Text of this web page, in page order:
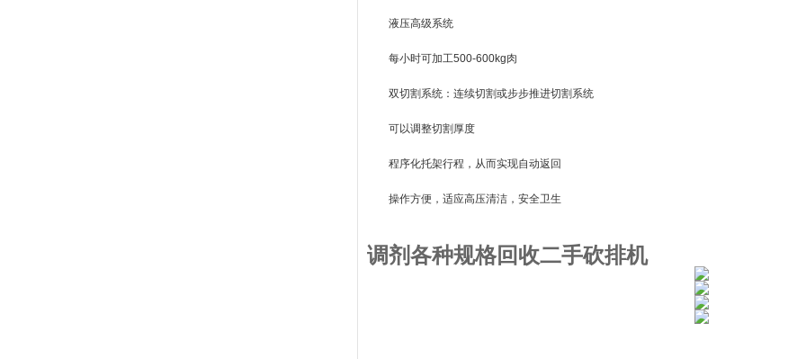
液压高级系统
每小时可加工500-600kg肉
双切割系统：连续切割或步步推进切割系统
可以调整切割厚度
程序化托架行程，从而实现自动返回
操作方便，适应高压清洁，安全卫生
调剂各种规格回收二手砍排机